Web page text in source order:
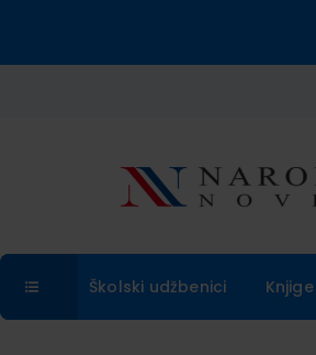
Školski udžbenici Knjige